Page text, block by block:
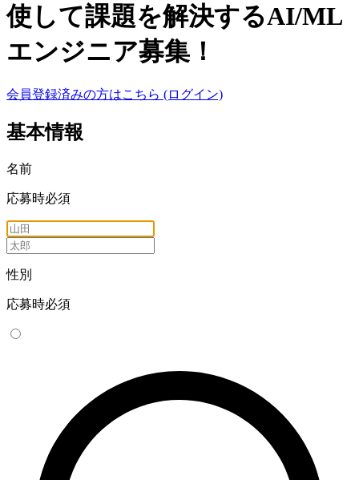
使して課題を解決するAI/ML
エンジニア募集！
会員登録済みの方はこちら (ログイン)
基本情報
名前
応募時必須
性別
応募時必須